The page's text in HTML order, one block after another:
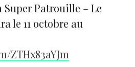
Patrouille – Le
le 11 octobre au
ZTHx83aYJm